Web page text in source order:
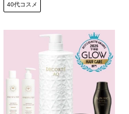
40代コスメ